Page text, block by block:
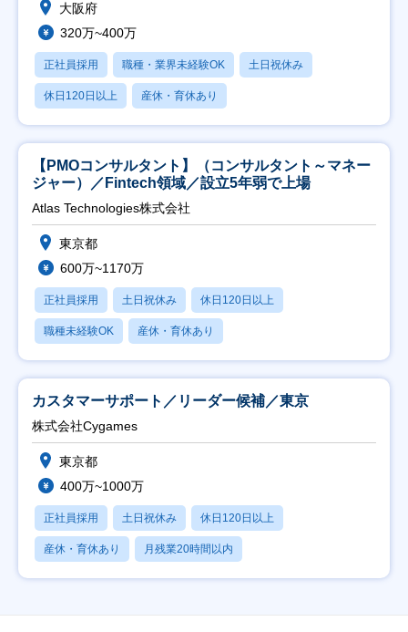
大阪府
320万~400万
正社員採用 職種・業界未経験OK 土日祝休み
休日120日以上 産休・育休あり
【PMOコンサルタント】（コンサルタント～マネー
ジャー）／Fintech領域／設立5年弱で上場
Atlas Technologies株式会社
東京都
600万~1170万
正社員採用 土日祝休み 休日120日以上
職種未経験OK 産休・育休あり
カスタマーサポート／リーダー候補／東京
株式会社Cygames
東京都
400万~1000万
正社員採用 土日祝休み 休日120日以上
産休・育休あり 月残業20時間以内